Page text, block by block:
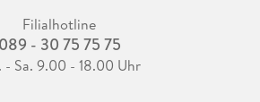
Filialhotline
089 - 30 75 75 75
- Sa. 9.00 - 18.00 Uhr